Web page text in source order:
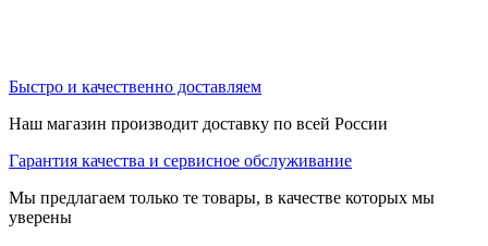
Быстро и качественно доставляем
Наш магазин производит доставку по всей России
Гарантия качества и сервисное обслуживание
Мы предлагаем только те товары, в качестве которых мы
уверены